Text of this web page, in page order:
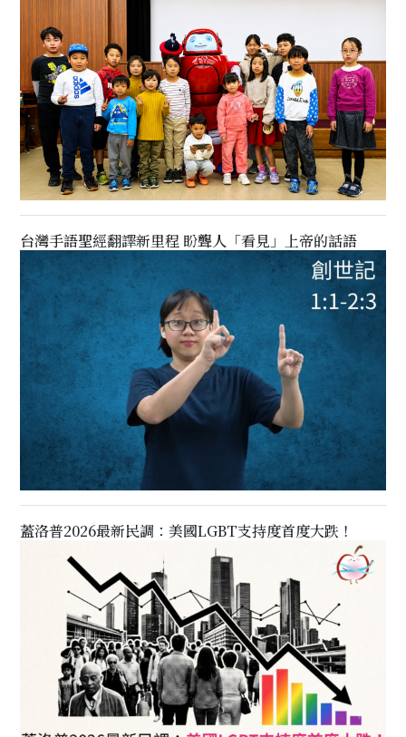
台灣手語聖經翻譯新里程 盼聾人「看見」上帝的話語
蓋洛普2026最新民調：美國LGBT支持度首度大跌！